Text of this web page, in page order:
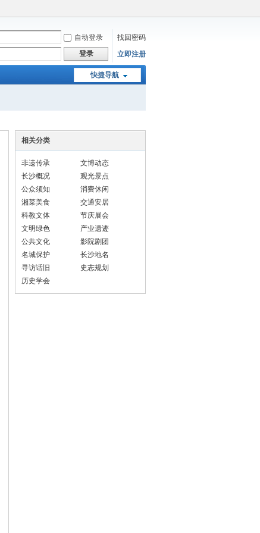
自动登录
找回密码
登录 立即注册
快捷导航
相关分类
非遗传承
文博动态
长沙概况
观光景点
公众须知
消费休闲
湘菜美食
交通安居
科教文体
节庆展会
文明绿色
产业遗迹
公共文化
影院剧团
名城保护
长沙地名
寻访话旧
史志规划
历史学会